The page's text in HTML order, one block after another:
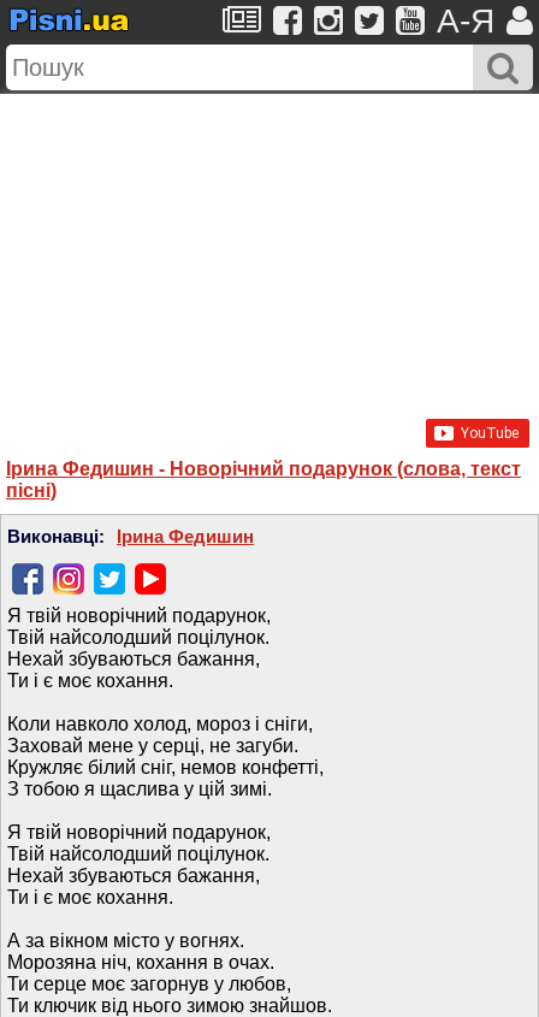
A-Я
Ірина Федишин - Новорічний подарунок (слова, текст
пісні)
Виконавці: Ірина Федишин
Я твій новорічний подарунок,
Твій найсолодший поцілунок.
Нехай збуваються бажання,
Ти і є моє кохання.
Коли навколо холод, мороз і сніги,
Заховай мене у серці, не загуби.
Кружляє білий сніг, немов конфетті,
З тобою я щаслива у цій зимі.
Я твій новорічний подарунок,
Твій найсолодший поцілунок.
Нехай збуваються бажання,
Ти і є моє кохання.
А за вікном місто у вогнях.
Морозяна ніч, кохання в очах.
Ти серце моє загорнув у любов,
Ти ключик від нього зимою знайшов.